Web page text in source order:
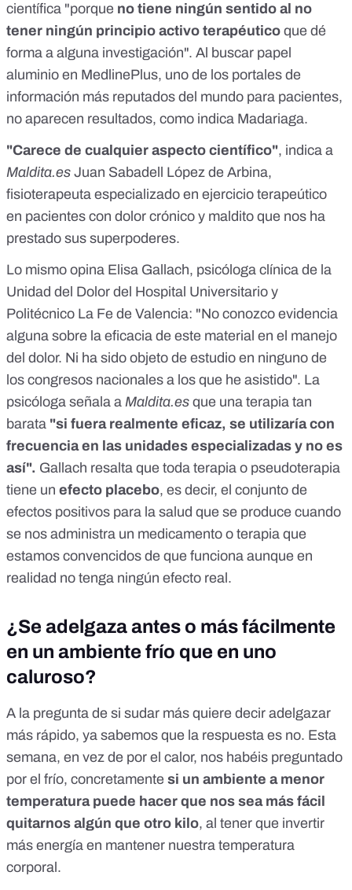
científica "porque no tiene ningún sentido al no
tener ningún principio activo terapéutico que dé
forma a alguna investigación". Al buscar papel
aluminio en MedlinePlus, uno de los portales de
información más reputados del mundo para pacientes,
no aparecen resultados, como indica Madariaga.
"Carece de cualquier aspecto científico", indica a
Maldita.es Juan Sabadell López de Arbina,
fisioterapeuta especializado en ejercicio terapeútico
en pacientes con dolor crónico y maldito que nos ha
prestado sus superpoderes.
Lo mismo opina Elisa Gallach, psicóloga clínica de la
Unidad del Dolor del Hospital Universitario y
Politécnico La Fe de Valencia: "No conozco evidencia
alguna sobre la eficacia de este material en el manejo
del dolor. Ni ha sido objeto de estudio en ninguno de
los congresos nacionales a los que he asistido". La
psicóloga señala a Maldita.es que una terapia tan
barata "si fuera realmente eficaz, se utilizaría con
frecuencia en las unidades especializadas y no es
así". Gallach resalta que toda terapia o pseudoterapia
tiene un efecto placebo, es decir, el conjunto de
efectos positivos para la salud que se produce cuando
se nos administra un medicamento o terapia que
estamos convencidos de que funciona aunque en
realidad no tenga ningún efecto real.
¿Se adelgaza antes o más fácilmente
en un ambiente frío que en uno
caluroso?
A la pregunta de si sudar más quiere decir adelgazar
más rápido, ya sabemos que la respuesta es no. Esta
semana, en vez de por el calor, nos habéis preguntado
por el frío, concretamente si un ambiente a menor
temperatura puede hacer que nos sea más fácil
quitarnos algún que otro kilo, al tener que invertir
más energía en mantener nuestra temperatura
corporal.